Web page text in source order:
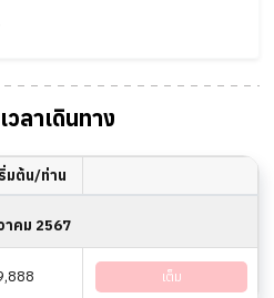
ลาเดินทาง
มต้น/ท่าน
าคม 2567
เต็ม